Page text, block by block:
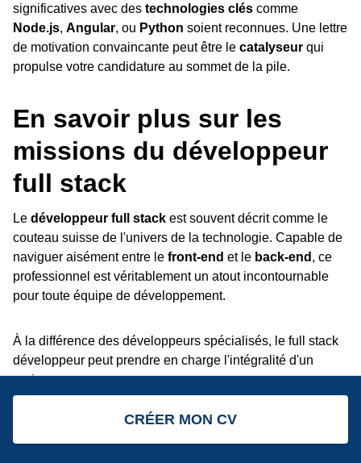
significatives avec des technologies clés comme
Node.js, Angular, ou Python soient reconnues. Une lettre
de motivation convaincante peut être le catalyseur qui
propulse votre candidature au sommet de la pile.
En savoir plus sur les
missions du développeur
full stack
Le développeur full stack est souvent décrit comme le
couteau suisse de l'univers de la technologie. Capable de
naviguer aisément entre le front-end et le back-end , ce
professionnel est véritablement un atout incontournable
pour toute équipe de développement.
À la différence des développeurs spécialisés, le full stack
développeur peut prendre en charge l'intégralité d'un
projet :
Création et la maintenance des application web
CRÉER MON CV